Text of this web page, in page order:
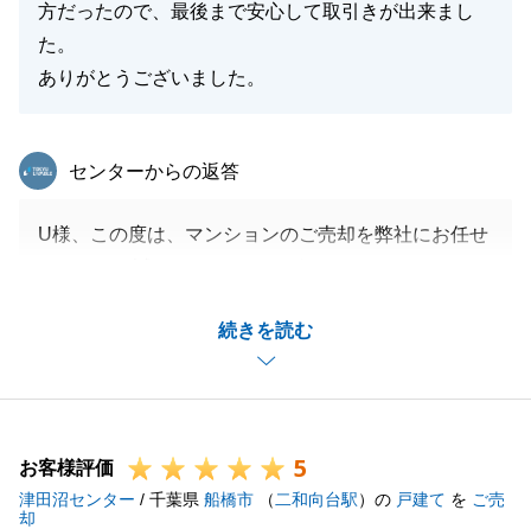
方だったので、最後まで安心して取引きが出来まし
た。
ありがとうございました。
続きを読む
東急リバブル
センターからの返答
U様、この度は、マンションのご売却を弊社にお任せ
私どもの提案がU様のご期待に沿うものであったこ
と、何より「最後まで安心できた」とおっしゃってい
U様がいつも迅速にご対応くださったおかげで、スム
ーズな取引が実現いたしました。
お客様評価 5
津田沼センター / 千葉県 船橋市 （ 二和向台駅）の 戸建て を ご売
却